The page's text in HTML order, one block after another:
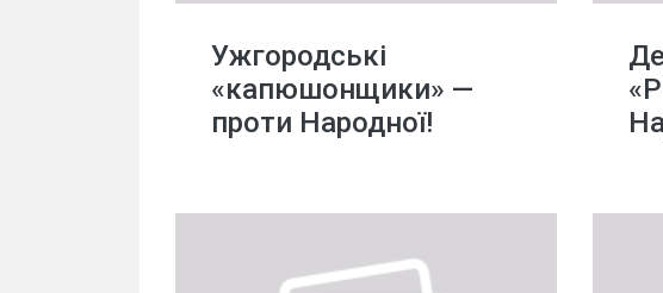
Ужгородські
«капюшонщики» —
проти Народної!